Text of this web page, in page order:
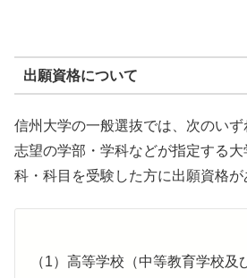
出願資格について
信州大学の一般選抜では、次のい
志望の学部・学科などが指定する
科・科目を受験した方に出願資格が
（1）高等学校（中等教育学校及